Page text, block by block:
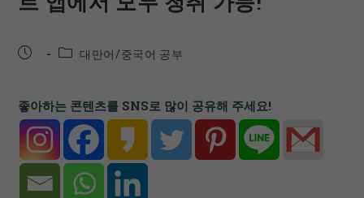
Post
Post대만어/중국어 공부
좋아하는 콘텐츠를 SNS로 많이 공유해 주세요!